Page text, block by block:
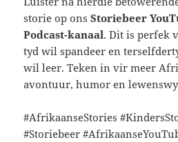
storie op onsStoriebeer
Podcast-kanaal. Dit is perfek
tyd wil spandeer en
wil leer. Teken in vir meer
avontuur, humor en
#AfrikaanseStories
#Storiebeer